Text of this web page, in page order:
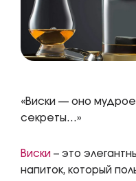
«Виски — оно
секреты…»
Виски – это
напиток, который